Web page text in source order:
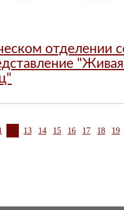
отделении
12 13 14 15 16 17 18 19